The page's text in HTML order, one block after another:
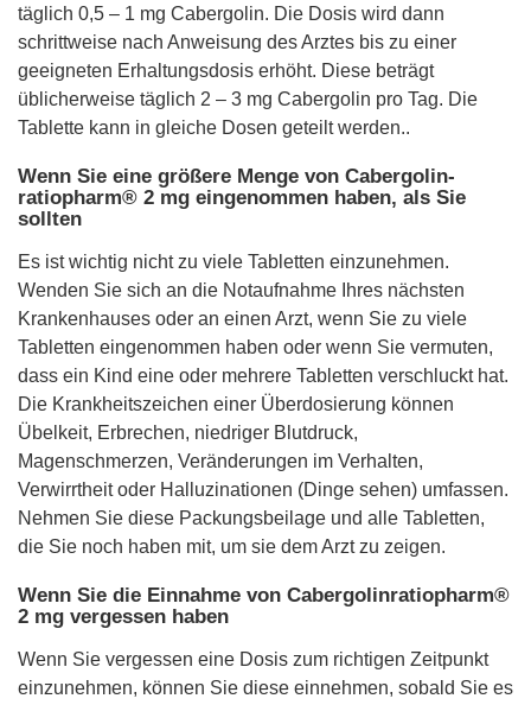
täglich 0,5 – 1 mg Cabergolin. Die Dosis wird dann
schrittweise nach Anweisung des Arztes bis zu einer
geeigneten Erhaltungsdosis erhöht. Diese beträgt
üblicherweise täglich 2 – 3 mg Cabergolin pro Tag. Die
Tablette kann in gleiche Dosen geteilt werden..
Wenn Sie eine größere Menge von Cabergolin-
ratiopharm® 2 mg eingenommen haben, als Sie
sollten
Es ist wichtig nicht zu viele Tabletten einzunehmen.
Wenden Sie sich an die Notaufnahme Ihres nächsten
Krankenhauses oder an einen Arzt, wenn Sie zu viele
Tabletten eingenommen haben oder wenn Sie vermuten,
dass ein Kind eine oder mehrere Tabletten verschluckt hat.
Die Krankheitszeichen einer Überdosierung können
Übelkeit, Erbrechen, niedriger Blutdruck,
Magenschmerzen, Veränderungen im Verhalten,
Verwirrtheit oder Halluzinationen (Dinge sehen) umfassen.
Nehmen Sie diese Packungsbeilage und alle Tabletten,
die Sie noch haben mit, um sie dem Arzt zu zeigen.
Wenn Sie die Einnahme von Cabergolinratiopharm®
2 mg vergessen haben
Wenn Sie vergessen eine Dosis zum richtigen Zeitpunkt
einzunehmen, können Sie diese einnehmen, sobald Sie es